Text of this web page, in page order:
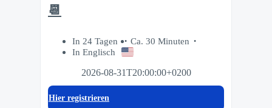
📆
In 24 Tagen
Ca. 30 Minuten
In Englisch
2026-08-31T20:00:00+0200
Hier registrieren